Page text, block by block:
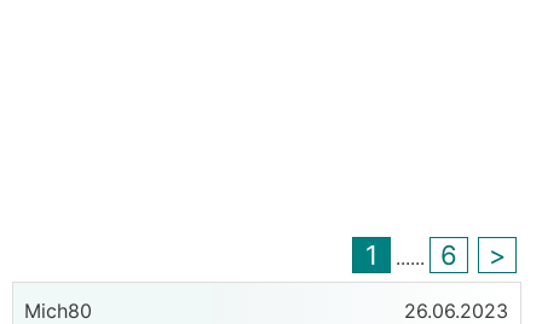
1 ...... 6 >
Mich80 26.06.2023